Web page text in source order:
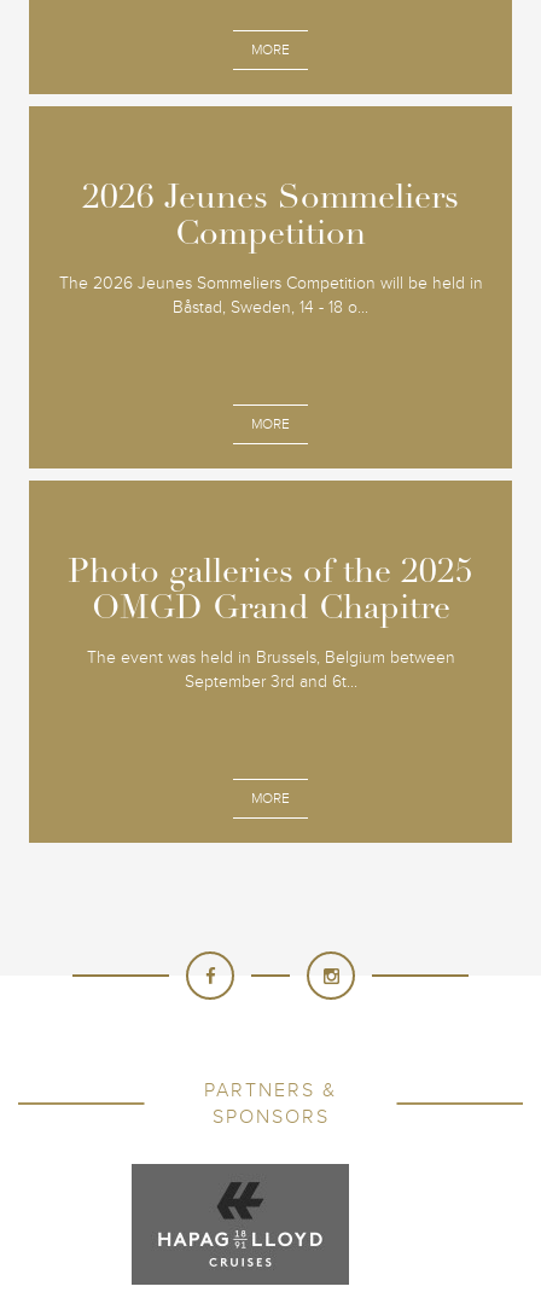
MORE
2026 Jeunes Sommeliers
Competition
The 2026 Jeunes Sommeliers Competition will be held in
Båstad, Sweden, 14 - 18 o...
MORE
2026 Jeunes Sommeliers
Competition
Photo galleries of the 2025
OMGD Grand Chapitre
The event was held in Brussels, Belgium between
September 3rd and 6t...
MORE
Photo galleries of the 2025
OMGD Grand Chapitre
PARTNERS &
SPONSORS